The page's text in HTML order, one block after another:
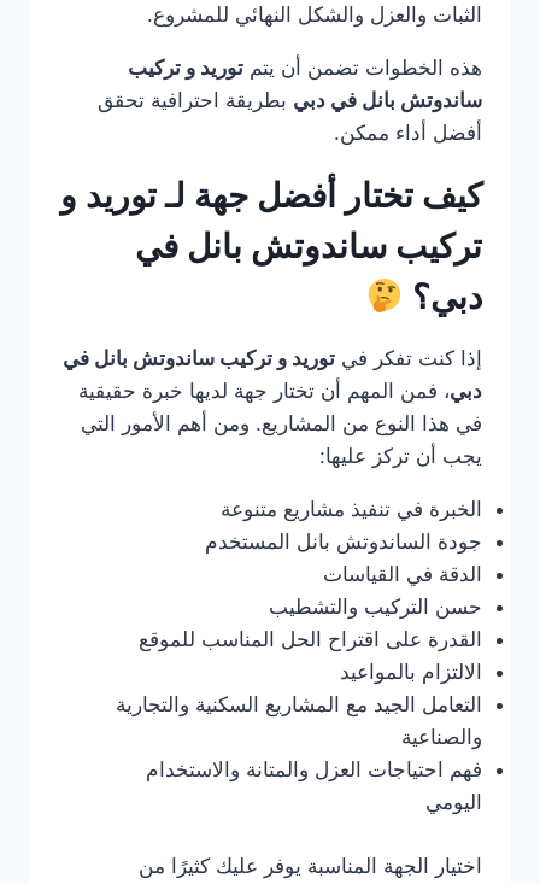
الثبات والعزل والشكل النهائي للمشروع.
هذه الخطوات تضمن أن يتم توريد و تركيب
ساندوتش بانل في دبي بطريقة احترافية تحقق
أفضل أداء ممكن.
كيف تختار أفضل جهة لـ توريد و
تركيب ساندوتش بانل في
دبي؟
إذا كنت تفكر في توريد و تركيب ساندوتش بانل في
دبي، فمن المهم أن تختار جهة لديها خبرة حقيقية
في هذا النوع من المشاريع. ومن أهم الأمور التي
يجب أن تركز عليها:
الخبرة في تنفيذ مشاريع متنوعة
جودة الساندوتش بانل المستخدم
الدقة في القياسات
حسن التركيب والتشطيب
القدرة على اقتراح الحل المناسب للموقع
الالتزام بالمواعيد
التعامل الجيد مع المشاريع السكنية والتجارية
والصناعية
فهم احتياجات العزل والمتانة والاستخدام
اليومي
اختيار الجهة المناسبة يوفر عليك كثيرًا من